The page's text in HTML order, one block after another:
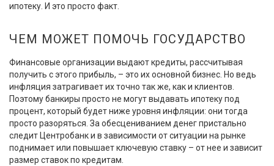
ипотеку. И это просто факт.
ЧЕМ МОЖЕТ ПОМОЧЬ ГОСУДАРСТВО
Финансовые организации выдают кредиты, рассчитывая
получить с этого прибыль, – это их основной бизнес. Но ведь
инфляция затрагивает их точно так же, как и клиентов.
Поэтому банкиры просто не могут выдавать ипотеку под
процент, который будет ниже уровня инфляции: они тогда
просто разоряться. За обесцениванием денег пристально
следит Центробанк и в зависимости от ситуации на рынке
поднимает или повышает ключевую ставку – от нее и зависит
размер ставок по кредитам.